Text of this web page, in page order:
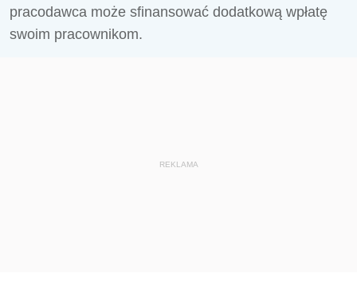
pracodawca może sfinansować dodatkową wpłatę
swoim pracownikom.
REKLAMA